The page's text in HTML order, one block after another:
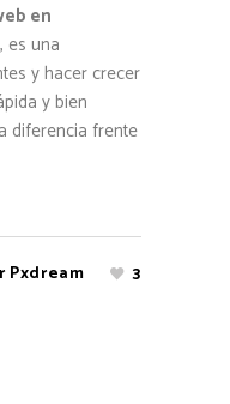
en
es una
y hacer crecer
y bien
diferencia frente
Pxdream 3